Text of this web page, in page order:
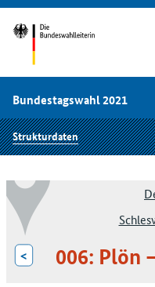
Bundestagswahl 2021
Strukturdaten
< 006: Plön